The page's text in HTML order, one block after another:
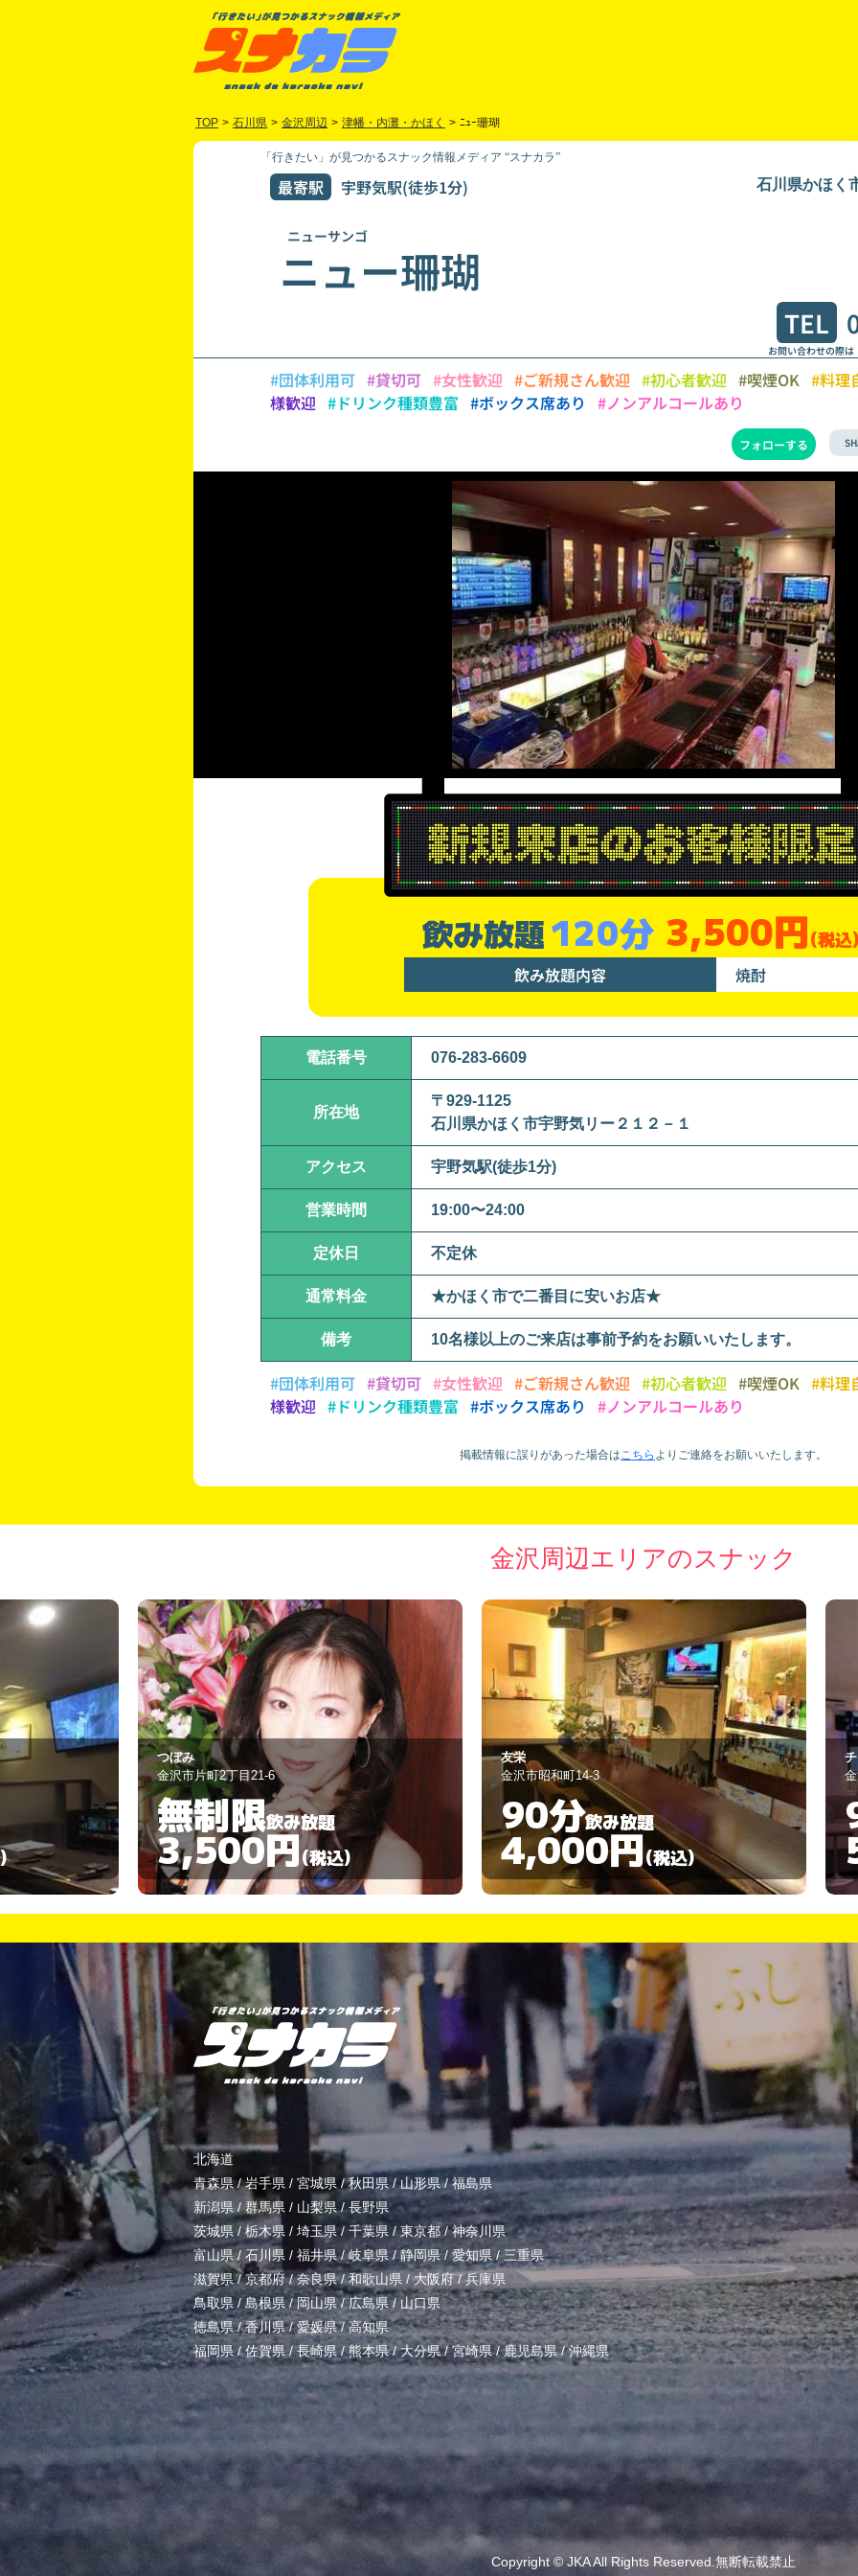
TOP > 石川県 > 金沢周辺 > 津幡・内灘・かほく > ﾆｭｰ珊瑚
「行きたい」が見つかるスナック情報メディア “スナカラ”
最寄駅 宇野気駅(徒歩1分) 石川県かほく
ニューサンゴ
ニュー珊瑚
TEL
お問い合わせの際
#団体利用可 #貸切可 #女性歓迎 #ご新規さん歓迎 #初心者歓迎 #喫煙OK #料理
様歓迎 #ドリンク種類豊富 #ボックス席あり #ノンアルコールあり
フォローする
飲み放題120分 3,500円(税込
飲み放題内容 焼酎
電話番号 076-283-6609
所在地
〒929-1125
石川県かほく市宇野気リー２１２－１
アクセス 宇野気駅(徒歩1分)
営業時間 19:00〜24:00
定休日 不定休
通常料金 ★かほく市で二番目に安いお店★
備考 10名様以上のご来店は事前予約をお願いいたします。
#団体利用可 #貸切可 #女性歓迎 #ご新規さん歓迎 #初心者歓迎 #喫煙OK #料理
様歓迎 #ドリンク種類豊富 #ボックス席あり #ノンアルコールあり
掲載情報に誤りがあった場合はこちら より ご連絡をお願いいたします。
金沢周辺エリアのスナック
友栄
金沢市昭和町14-3
90分飲み放題
4,000円(税込)
チャップリン
金沢市片町1-8-16
90分飲み放題
5,000円(税込)
北海道
青森県/岩手県 / 宮城県 /秋田県 /山形県/福島県
新潟県 / 群馬県 / 山梨県/長野県
茨城県 / 栃木県 / 埼玉県/ 千葉県 /東京都/神奈川県
富山県/ 石川県 / 福井県/岐阜県/静岡県/ 愛知県 / 三重県
滋賀県/京都府/奈良県/和歌山県 /大阪府/兵庫県
鳥取県/島根県/岡山県/広島県/山口県
徳島県/香川県/愛媛県/高知県
福岡県/佐賀県/長崎県 /熊本県/大分県/宮崎県/鹿児島県/沖縄県
Copyright ©JKAAll Rights Reserved.無断転載禁止